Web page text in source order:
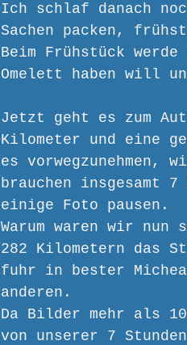
Ich schlaf danach
Sachen packen,
Beim Frühstück
Omelett haben will
Jetzt geht es zum
Kilometer und eine
es
brauchen insgesamt
einige Foto pausen.
Warum waren wir
282 Kilometern das
fuhr in bester
anderen.
Da Bilder mehr als
von unserer 7